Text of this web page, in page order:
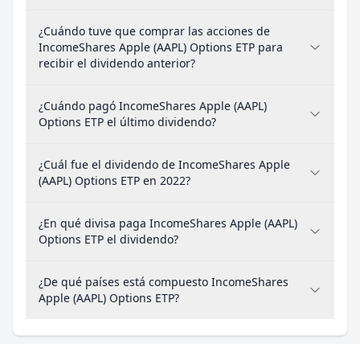
¿Cuándo tuve que comprar las acciones de
IncomeShares Apple (AAPL) Options ETP para
recibir el dividendo anterior?
¿Cuándo pagó IncomeShares Apple (AAPL)
Options ETP el último dividendo?
¿Cuál fue el dividendo de IncomeShares Apple
(AAPL) Options ETP en 2022?
¿En qué divisa paga IncomeShares Apple (AAPL)
Options ETP el dividendo?
¿De qué países está compuesto IncomeShares
Apple (AAPL) Options ETP?